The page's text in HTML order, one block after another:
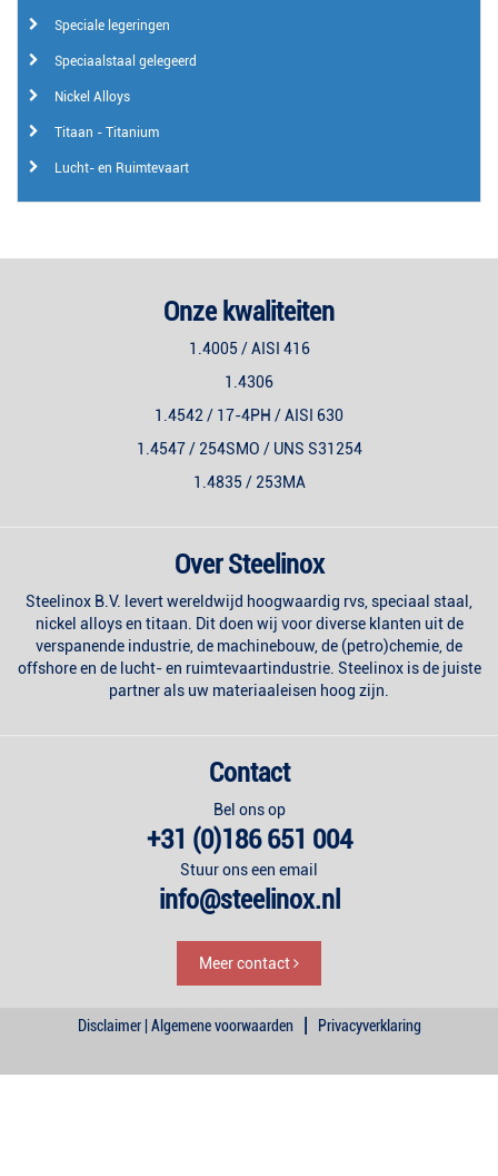
Speciale legeringen
Speciaalstaal gelegeerd
Nickel Alloys
Titaan - Titanium
Lucht- en Ruimtevaart
Onze kwaliteiten
1.4005 / AISI 416
1.4306
1.4542 / 17-4PH / AISI 630
1.4547 / 254SMO / UNS S31254
1.4835 / 253MA
Over Steelinox
Steelinox B.V. levert wereldwijd hoogwaardig rvs, speciaal staal,
nickel alloys en titaan. Dit doen wij voor diverse klanten uit de
verspanende industrie, de machinebouw, de (petro)chemie, de
offshore en de lucht- en ruimtevaartindustrie. Steelinox is de juiste
partner als uw materiaaleisen hoog zijn.
Contact
Bel ons op
+31 (0)186 651 004
Stuur ons een email
info@steelinox.nl
Meer contact
Disclaimer | Algemene voorwaarden | Privacyverklaring